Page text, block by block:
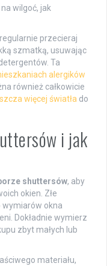
wilgoć, jak
przecieraj
szmatką, usuwając
Ta
alergików
również całkowicie
więcej światła do
i jak
shuttersów, aby
okien. Złe
okna
Dokładnie wymierz
zbyt małych lub
materiału,